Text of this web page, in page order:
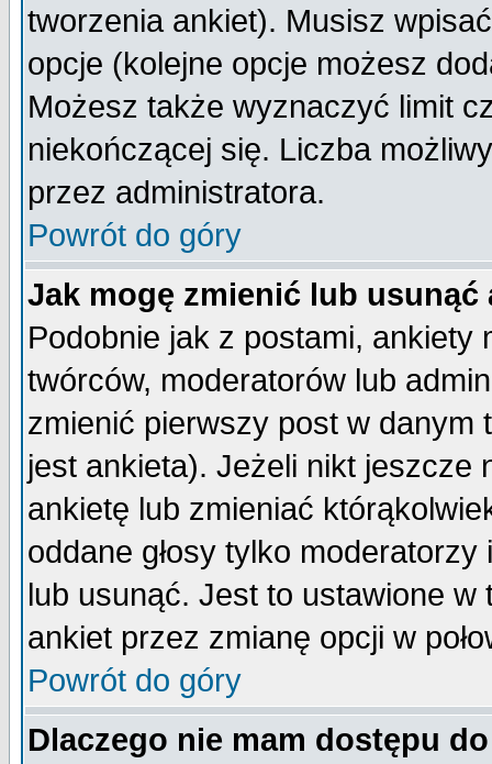
tworzenia ankiet). Musisz
opcje (kolejne opcje możesz
Możesz także wyznaczyć limit
niekończącej się. Liczba
przez administratora.
Powrót do góry
Jak mogę zmienić lub usunąć
Podobnie jak z postami,
twórców, moderatorów lub
zmienić pierwszy post w
jest ankieta). Jeżeli nikt jeszcze
ankietę lub zmieniać
oddane głosy tylko
lub usunąć. Jest to ustawione w
ankiet przez zmianę opcji w
Powrót do góry
Dlaczego nie mam dostępu